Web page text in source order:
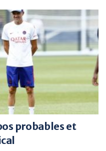
probables et